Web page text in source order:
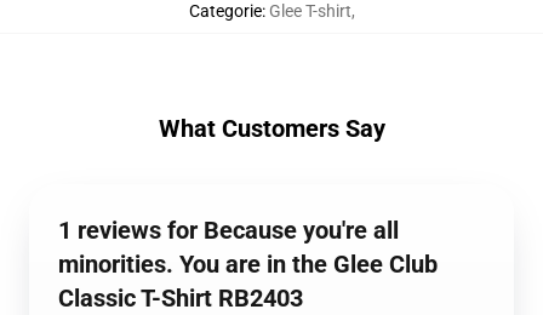
Categorie: Glee T-shirt,
What Customers Say
1 reviews for Because you're all
minorities. You are in the Glee Club
Classic T-Shirt RB2403